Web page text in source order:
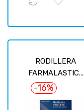
RODILLERA
FARMALASTIC...
-16%